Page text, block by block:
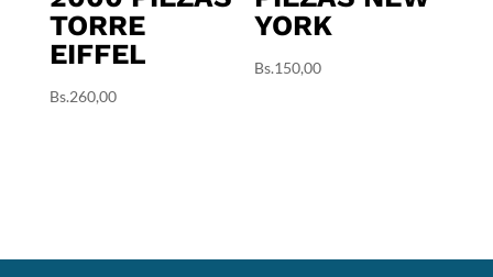
TORRE
EIFFEL
Bs.260,00
YORK
Bs.150,00